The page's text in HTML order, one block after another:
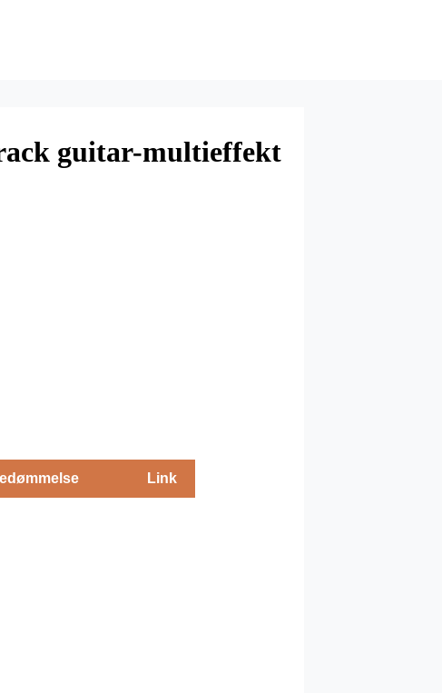
guitar-multieffekt
Link